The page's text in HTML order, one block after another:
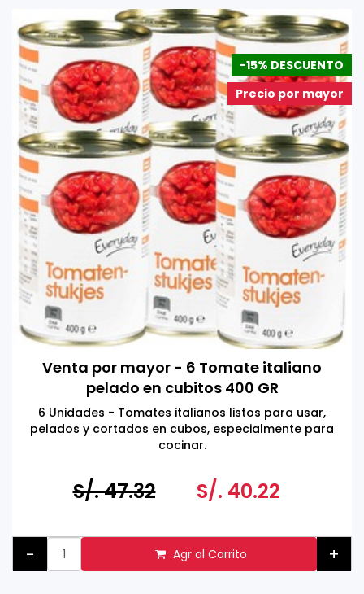
-15% DESCUENTO
Precio por mayor
Venta por mayor - 6 Tomate italiano
pelado en cubitos 400 GR
6 Unidades - Tomates italianos listos para usar,
pelados y cortados en cubos, especialmente para
cocinar.
Envasado en Bélgica.
S/. 47.32 S/. 40.22
- Agr al Carrito +